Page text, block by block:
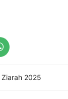
Ziarah 2025